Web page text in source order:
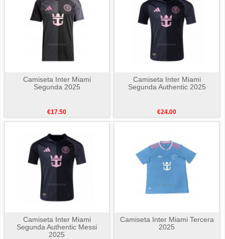
Camiseta Inter Miami
Segunda 2025
€17.50
Camiseta Inter Miami
Segunda Authentic 2025
€24.00
Camiseta Inter Miami
Segunda Authentic Messi
2025
Camiseta Inter Miami Tercera
2025